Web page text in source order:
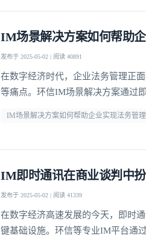
IM场景解决方案如何帮助
发布于 2025-05-02 | 阅读 40891
在数字经济时代，企业法务管理正
等痛点。环信IM场景解决方案通过
IM场景解决方案如何帮助企业实现法务管理
IM即时通讯在商业谈判中
发布于 2025-05-02 | 阅读 41339
在数字经济高速发展的今天，即时
键基础设施。环信等专业IM平台通
我已阅读并同意
不了，谢谢
登录
登录